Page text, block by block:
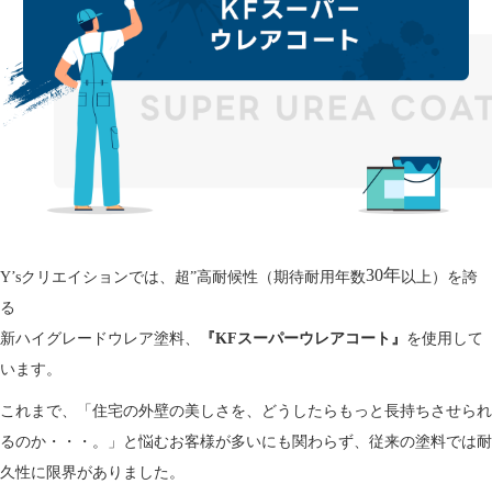
Y’sクリエイションでは、超”高耐候性（期待耐用年数30年以上）を誇
る
新ハイグレードウレア塗料、
『KFスーパーウレアコート』 を使用して
います。
これまで、「住宅の外壁の美しさを、どうしたらもっと長持ちさせられ
るのか・・・。」と悩むお客様が多いにも関わらず、従来の塗料では耐
久性に限界がありました。